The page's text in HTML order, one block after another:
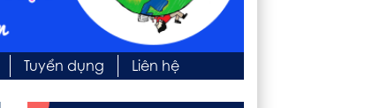
Tuyển dụng Liên hệ